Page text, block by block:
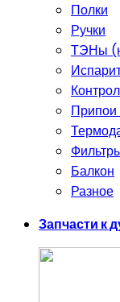
Полки
Ручки
ТЭНы
Балкон
Разное
Запчасти к